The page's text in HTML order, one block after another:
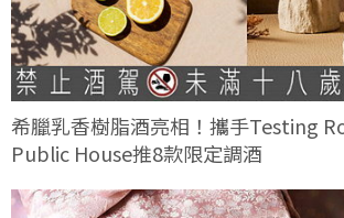
希臘乳香樹脂酒亮相！攜手Testing
Public House推8款限定調酒